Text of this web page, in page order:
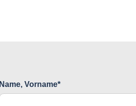
Name, Vorname*